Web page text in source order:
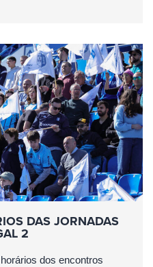
DAS JORNADAS
2
dos encontros